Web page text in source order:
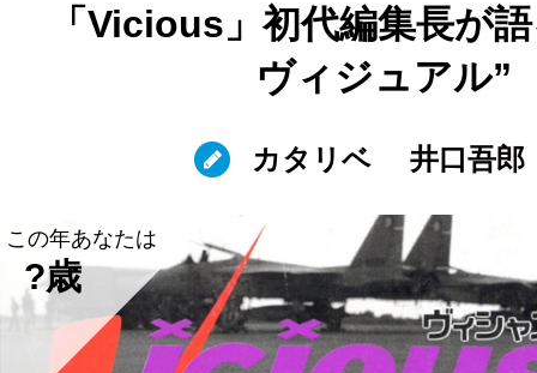
「Vicious」初代編集長が
ヴィジュアル”
カタリベ 井口吾郎
この年あなたは
?歳